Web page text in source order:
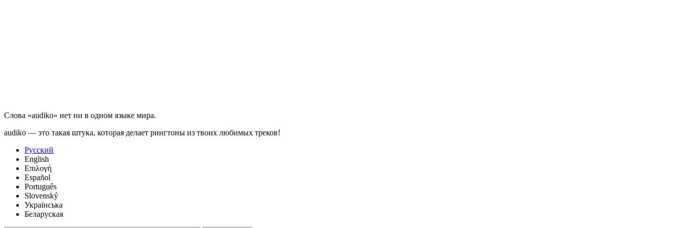
Слова «audiko» нет ни в одном языке мира.
audiko — это такая штука, которая делает рингтоны из твоих любимых треков!
Русский
English
Επιλογή
Español
Português
Slovenský
Українська
Беларуская